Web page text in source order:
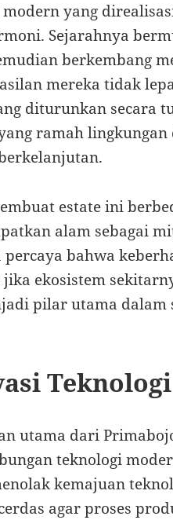
yang
Sejarahnya
berkembang
mereka tidak
diturunkan secara
ramah
estate ini
alam sebagai
percaya bahwa
ekosistem
pilar utama dalam
utama dari
teknologi
kemajuan
agar proses